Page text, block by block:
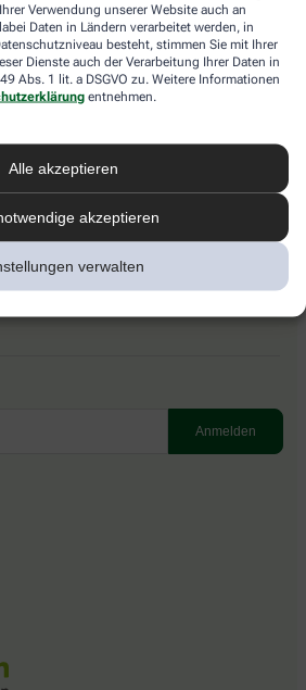
Verwendung unserer Website auch an
Daten in Ländern verarbeitet werden, in
besteht, stimmen Sie mit Ihrer
Dienste auch der Verarbeitung Ihrer Daten in
Abs. 1 lit. a DSGVO zu. Weitere Informationen
entnehmen.
Alle akzeptieren
akzeptieren
verwalten
Apotheke